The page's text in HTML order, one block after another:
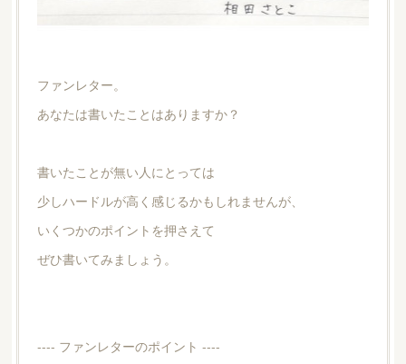
ファンレター。
あなたは書いたことはありますか？
書いたことが無い人にとっては
少しハードルが高く感じるかもしれませんが、
いくつかのポイントを押さえて
ぜひ書いてみましょう。
---- ファンレターのポイント ----